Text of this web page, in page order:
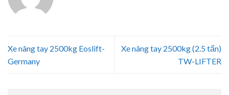
Xe nâng tay 2500kg Eoslift-
Germany
Xe nâng tay 2500kg (2.5 tấn)
TW-LIFTER